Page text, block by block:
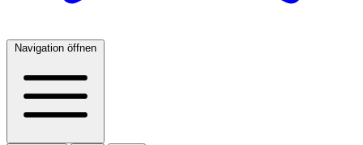
Navigation öffnen